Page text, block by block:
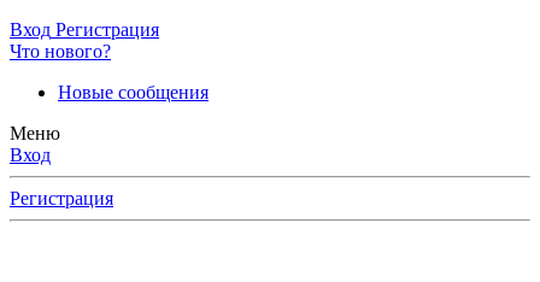
Вход Регистрация
Что нового?
Новые сообщения
Меню
Вход
Регистрация